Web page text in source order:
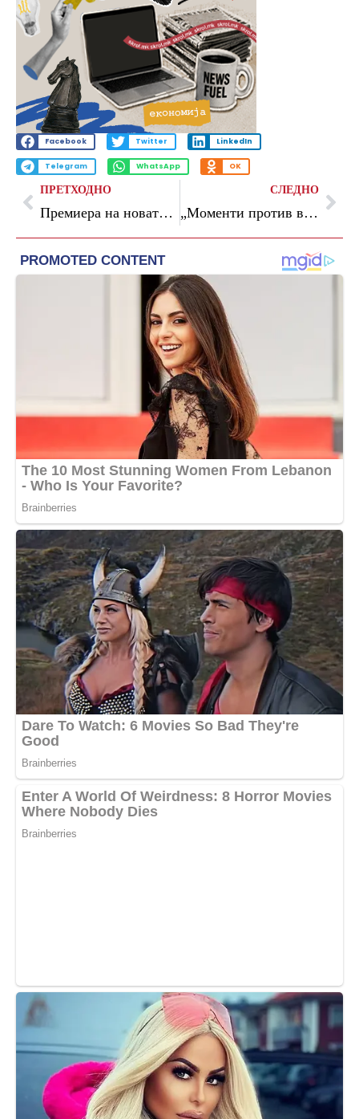
Facebook Twitter LinkedIn
Telegram WhatsApp OK
ПРЕТХОДНО
Премиера на новата претстава „Интервју“ на сцената на Турски театар
СЛЕДНО
„Моменти против времето“ – фотографска изложба на 8 фотографи од Хрватска